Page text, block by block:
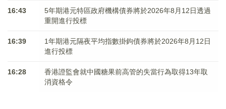
16:43
5年期港元特區政府機構債券將於2026年8月12日透過
重開進行投標
16:39
1年期港元隔夜平均指數掛鉤債券將於2026年8月12日
進行投標
16:28
香港證監會就中國糖果前高管的失當行為取得13年取
消資格令